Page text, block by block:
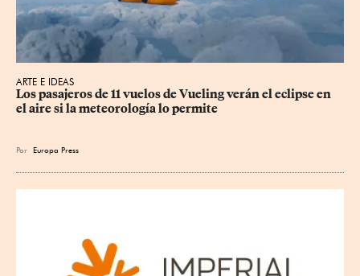
ARTE E IDEAS
Los pasajeros de 11 vuelos de Vueling verán el eclipse en
el aire si la meteorología lo permite
Por Europa Press